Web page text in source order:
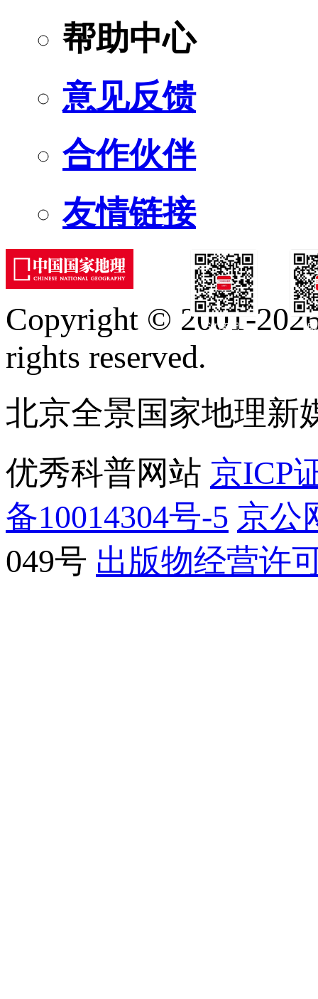
帮助中心
意见反馈
合作伙伴
友情链接
订阅号
Copyright © 2001-
rights reserved.
北京全景国家地理新
优秀科普网站 京ICP
备10014304号-5 京公
049号 出版物经营许